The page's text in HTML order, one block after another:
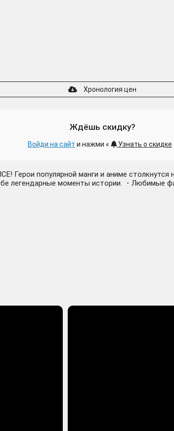
Хронология цен
Ждёшь скидку?
Войди на сайт и нажми « Узнать о скидке
Герои популярной манги и аниме
легендарные моменты истории. ・Любимые